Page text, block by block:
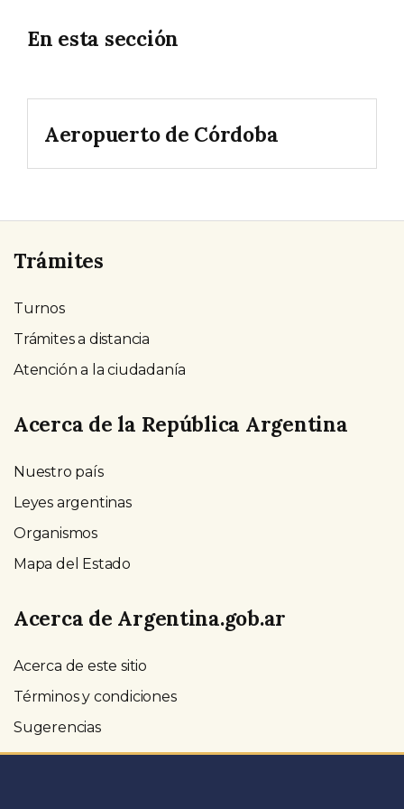
En esta sección
Aeropuerto de Córdoba
Trámites
Turnos
Trámites a distancia
Atención a la ciudadanía
Acerca de la República Argentina
Nuestro país
Leyes argentinas
Organismos
Mapa del Estado
Acerca de Argentina.gob.ar
Acerca de este sitio
Términos y condiciones
Sugerencias